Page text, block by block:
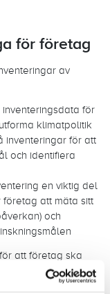
för företag
av
för
klimatpolitik
inventeringar för att
och identifiera
en viktig del
att mäta sitt
och
att företag ska
ellerSEC-
och stödja